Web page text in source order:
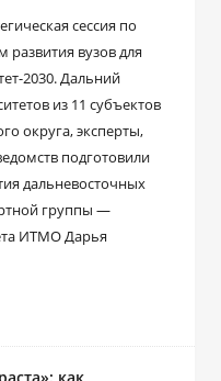
сессия по
развития вузов для
2030. Дальний
из 11 субъектов
округа, эксперты,
подготовили
дальневосточных
группы —
ИТМО Дарья